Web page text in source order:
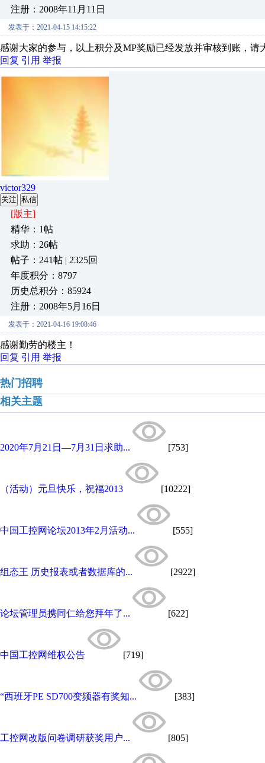
注册：2008年11月11日
发表于：2021-04-15 14:15:22
感谢大家的参与，以上积分及MP奖励已经发放并审核到账，请
回复 引用 举报
victor329
关注 私信
[版主]
精华：1帖
求助：26帖
帖子：241帖 | 2325回
年度积分：8797
历史总积分：85924
注册：2008年5月16日
发表于：2021-04-16 19:08:46
感谢勤劳的楼主！
回复 引用 举报
热门招聘
相关主题
2020年7月21日—7月31日求助... [753]
（活动）元旦快乐，祝福2013 [10222]
中国工控网论坛2013年2月活动... [555]
组态王 历史报表或者数据库的... [2922]
论坛管理员携同仁给您拜年了... [622]
中国工控网维权公告 [719]
“西班牙PE SD700变频器有奖知... [383]
工控网改版问卷调研获奖用户... [805]